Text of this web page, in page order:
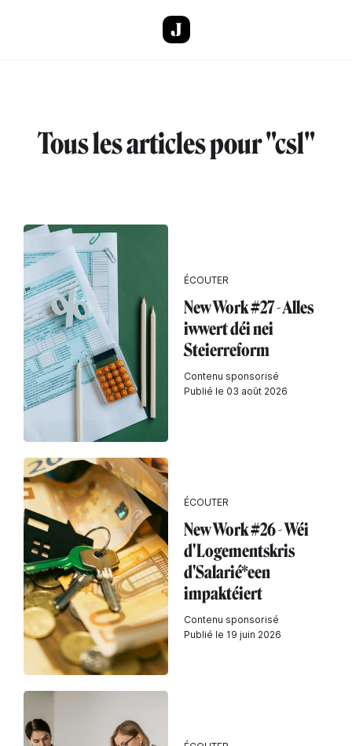
Tous les articles pour "csl"
ÉCOUTER
New Work #27 - Alles
iwwert déi nei
Steierreform
Contenu sponsorisé
Publié le 03 août 2026
ÉCOUTER
New Work #26 - Wéi
d'Logementskris
d'Salarié*een
impaktéiert
Contenu sponsorisé
Publié le 19 juin 2026